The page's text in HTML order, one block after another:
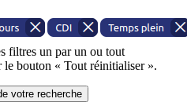
filtres un par un ou tout
bouton « Tout réinitialiser ».
votre recherche